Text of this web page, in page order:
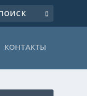
КОНТАКТЫ